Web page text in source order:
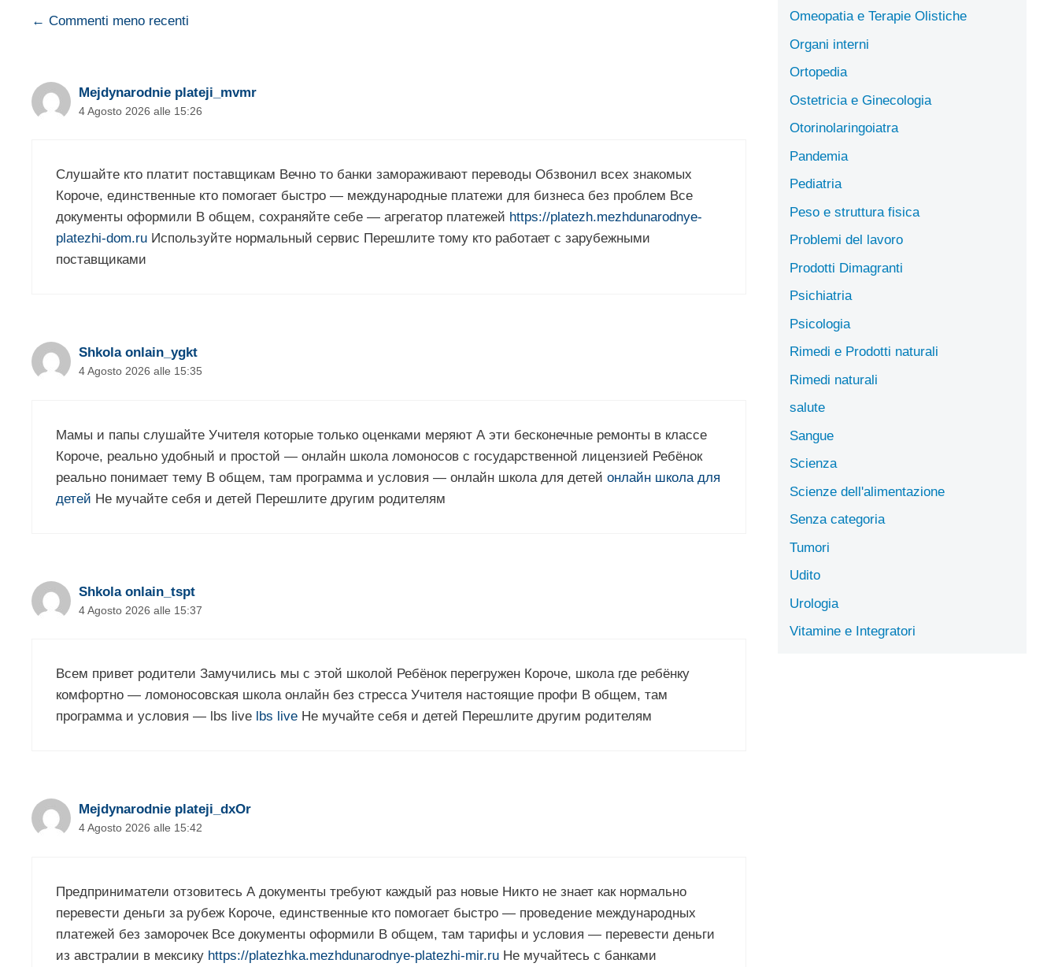
Navigazione
← Commenti meno recenti
Mejdynarodnie plateji_mvmr
4 Agosto 2026 alle 15:26
Слушайте кто платит поставщикам Вечно то банки замораживают переводы Обзвонил всех знакомых
Короче, единственные кто помогает быстро — международные платежи для бизнеса без проблем Все
документы оформили В общем, сохраняйте себе — агрегатор платежей https://platezh.mezhdunarodnye-
platezhi-dom.ru Используйте нормальный сервис Перешлите тому кто работает с зарубежными
поставщиками
Shkola onlain_ygkt
4 Agosto 2026 alle 15:35
Мамы и папы слушайте Учителя которые только оценками меряют А эти бесконечные ремонты в классе
Короче, реально удобный и простой — онлайн школа ломоносов с государственной лицензией Ребёнок
реально понимает тему В общем, там программа и условия — онлайн школа для детей онлайн школа для
детей Не мучайте себя и детей Перешлите другим родителям
Shkola onlain_tspt
4 Agosto 2026 alle 15:37
Всем привет родители Замучились мы с этой школой Ребёнок перегружен Короче, школа где ребёнку
комфортно — ломоносовская школа онлайн без стресса Учителя настоящие профи В общем, там
программа и условия — lbs live lbs live Не мучайте себя и детей Перешлите другим родителям
Mejdynarodnie plateji_dxOr
4 Agosto 2026 alle 15:42
Предприниматели отзовитесь А документы требуют каждый раз новые Никто не знает как нормально
перевести деньги за рубеж Короче, единственные кто помогает быстро — проведение международных
платежей без заморочек Все документы оформили В общем, там тарифы и условия — перевести деньги
из австралии в мексику https://platezhka.mezhdunarodnye-platezhi-mir.ru Не мучайтесь с банками
Omeopatia e Terapie Olistiche
Organi interni
Ortopedia
Ostetricia e Ginecologia
Otorinolaringoiatra
Pandemia
Pediatria
Peso e struttura fisica
Problemi del lavoro
Prodotti Dimagranti
Psichiatria
Psicologia
Rimedi e Prodotti naturali
Rimedi naturali
salute
Sangue
Scienza
Scienze dell'alimentazione
Senza categoria
Tumori
Udito
Urologia
Vitamine e Integratori